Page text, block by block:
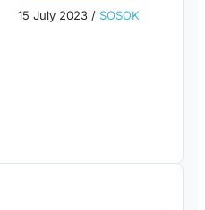
15 July 2023 / SOSOK